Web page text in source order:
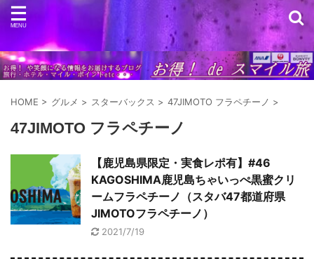
HOME > グルメ > スターバックス > 47JIMOTO フラペチーノ >
47JIMOTO フラペチーノ
【鹿児島県限定・実食レポ有】#46
KAGOSHIMA鹿児島ちゃいっぺ黒蜜クリ
ームフラペチーノ（スタバ47都道府県
JIMOTOフラペチーノ）
2021/7/19